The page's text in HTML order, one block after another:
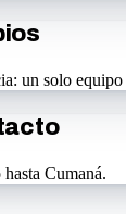
un solo equipo
Cumaná.